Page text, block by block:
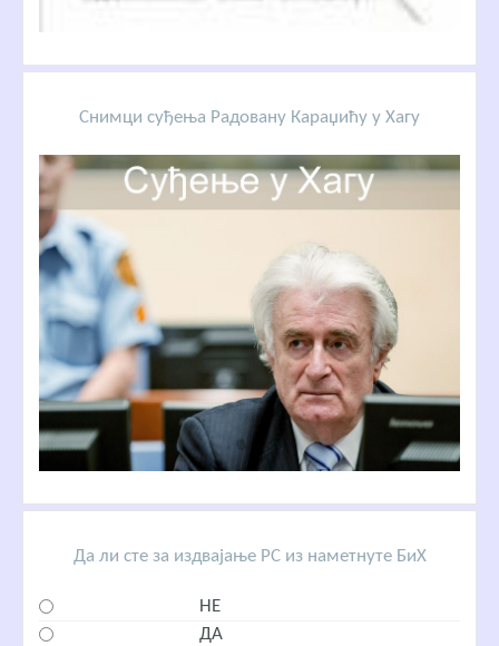
Снимци суђења Радовану Караџићу у Хагу
Да ли сте за издвајање РС из наметнуте БиХ
НЕ
ДА